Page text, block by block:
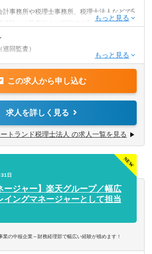
応じた業務内容と年収イメージ＞
年収700万円前後）
～25件前後。
としてスキルアップに励む。
や年商3億円未満のスタートアップ法人をメイ
～30件前後。共同案件のリーダー担当1～2件
ト担当5件前後。
その補佐などを担当。
未満の中規模法人をメインで担当。
超の企業グループをチームの一員として担
験を積みたい分野があれば積極的に該当案件
験を積む（例：組織再編や事業承継対策の提
どのスポット業務をチームの一員として対
事務所や税理士事務所、税理士法人などで5
経験（※監査法人や銀行での勤務は経験にカ
せん）
先への巡回監査経験
定義は「税理士資格の有無は問わず、単独
能な方」とする。
士資格所有者は優遇
2025年）＞
税務担当の平均年収 ：11,037,499円
税務担当の平均年収 ：14,251,600円
税務担当の年収中央値：11,683,809円
／入社2年目／業界歴3年目／顧問件数22件
歳／入社5年目／業界歴10年目／顧問件数26
巡回監査）
ンサルティング
援
、経験年数や勤続年数、本人の要望に応じ
援や相続対策、組織再編や事業承継などの業
に関して＞
す。
スタートアップから、年商100億円を超える大
対応しています。
この求人から申し込む
求人を詳しく見る
トランド税理士法人 の求人一覧を見る
日
ージャー】楽天グループ／幅広
イングマネージャーとして担当
業の中核企業～財務経理部で幅広い経験が積めます！